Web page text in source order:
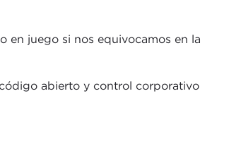
en juego si nos equivocamos en la
abierto y control corporativo
corporate control but the idea that